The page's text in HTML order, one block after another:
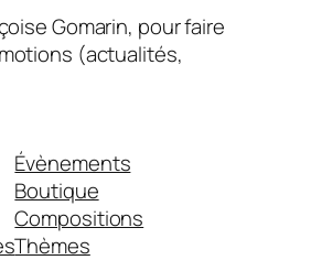
Gomarin, pour faire
(actualités,
Évènements
Boutique
Compositions
Thèmes